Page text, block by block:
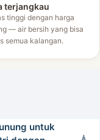
terjangkau
tinggi dengan harga
— air bersih yang bisa
semua kalangan.
untuk